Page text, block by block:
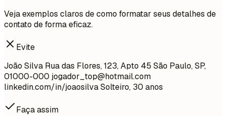
Veja exemplos claros de como formatar seus detalhes de
contato de forma eficaz.
Evite
João Silva Rua das Flores, 123, Apto 45 São Paulo, SP,
01000-000 jogador_top@hotmail.com
linkedin.com/in/joaosilva Solteiro, 30 anos
Faça assim